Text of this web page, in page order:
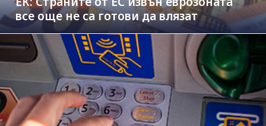
все още не са готови да влязат